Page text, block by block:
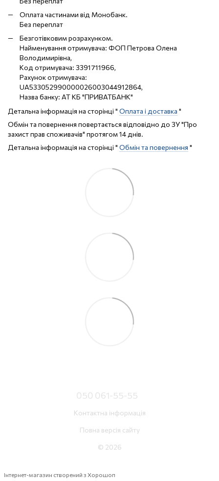
Оплата частинами від Монобанк.
Без переплат
Безготівковим розрахунком.
Найменування отримувача: ФОП Петрова Олена
Володимирівна,
Код отримувача: 3391711966,
Рахунок отримувача:
UA533052990000026003044912864,
Назва банку: АТ КБ "ПРИВАТБАНК"
Детальна інформація на сторінці " Оплата і доставка "
Обмін та повернення повертається відповідно до ЗУ "Про
захист прав споживачів" протягом 14 днів.
Детальна інформація на сторінці " Обмін та повернення "
050 061-55-55
Контактна інформація
Повна версія сайту
© 2026
Інтернет-магазин створений з Хорошоп